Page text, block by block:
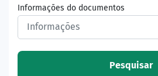
Informações do documentos
Pesquisar